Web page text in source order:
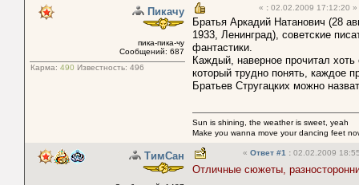
Пикачу
пика-пика-чу
Сообщений: 687
Карма: 490 Известность: 496
« : 02.02.2009 17:12:20 »
Братья Аркадий Натанович (28
1933, Ленинград), советские
фантастики.
Каждый, наверное прочитал
который трудно понять, каждое
Братьев Стругацких можно
Sun is shining, the weather is sweet, yeah
Make you wanna move your dancing feet
ТимСан « Ответ #1 : 02.02.2009
Отличные сюжеты,